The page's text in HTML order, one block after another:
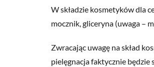
W składzie kosmetyków dla
mocznik, gliceryna (uwaga –
Zwracając uwagę na skład
pielęgnacja faktycznie będzie